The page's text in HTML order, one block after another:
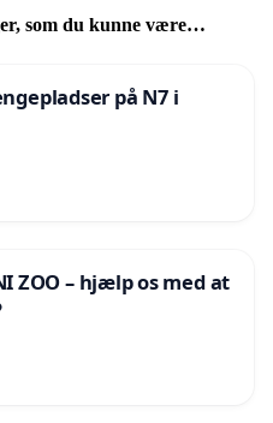
som du kunne være
på N7 i
ZOO – hjælp os med at